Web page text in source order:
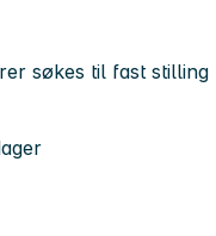
søkes til fast stilling